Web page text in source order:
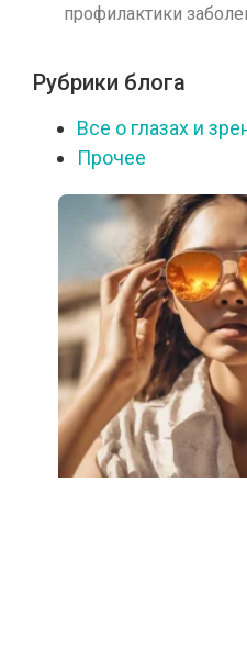
профилактики
Рубрики блога
Все о глазах и
Прочее